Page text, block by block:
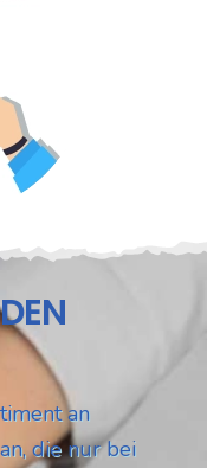
an
die nur bei